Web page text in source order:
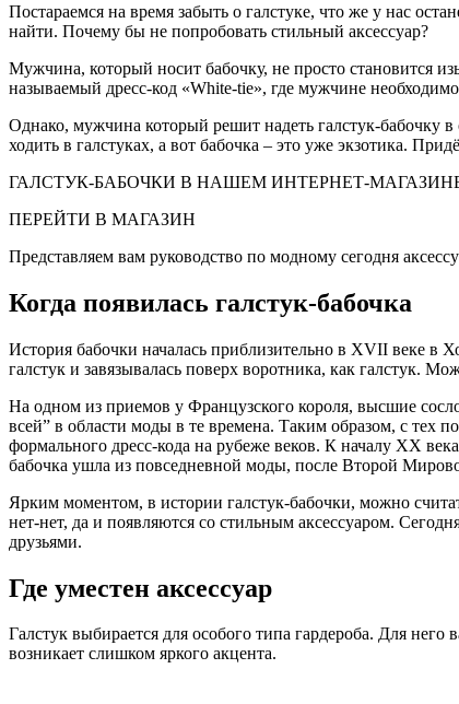
Постараемся на время забыть о галстуке, что же у нас
найти. Почему бы не попробовать стильный аксессуар?
Мужчина, который носит бабочку, не просто становится
называемый дресс-код «White-tie», где мужчине
Однако, мужчина который решит надеть галстук-
ходить в галстуках, а вот бабочка – это уже экзотика.
ГАЛСТУК-БАБОЧКИ В НАШЕМ ИНТЕРНЕТ-
ПЕРЕЙТИ В МАГАЗИН
Представляем вам руководство по модному сегодня
Когда появилась галстук-бабочка
История бабочки началась приблизительно в XVII веке в
галстук и завязывалась поверх воротника, как галстук.
На одном из приемов у Французского короля, высшие
всей” в области моды в те времена. Таким образом, с тех
формального дресс-кода на рубеже веков. К началу XX
бабочка ушла из повседневной моды, после Второй
Ярким моментом, в истории галстук-бабочки, можно
нет-нет, да и появляются со стильным аксессуаром.
друзьями.
Где уместен аксессуар
Галстук выбирается для особого типа гардероба. Для
возникает слишком яркого акцента.